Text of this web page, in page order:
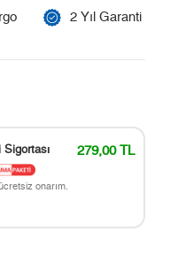
2 Yıl Garanti
279,00 TL
onarım.